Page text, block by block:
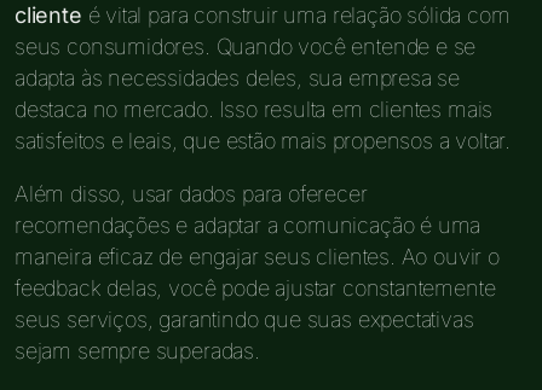
cliente é vital para construir uma relação sólida com
seus consumidores. Quando você entende e se
adapta às necessidades deles, sua empresa se
destaca no mercado. Isso resulta em clientes mais
satisfeitos e leais, que estão mais propensos a voltar.
Além disso, usar dados para oferecer
recomendações e adaptar a comunicação é uma
maneira eficaz de engajar seus clientes. Ao ouvir o
feedback delas, você pode ajustar constantemente
seus serviços, garantindo que suas expectativas
sejam sempre superadas.